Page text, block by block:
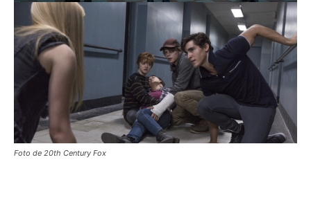
Foto de 20th Century Fox